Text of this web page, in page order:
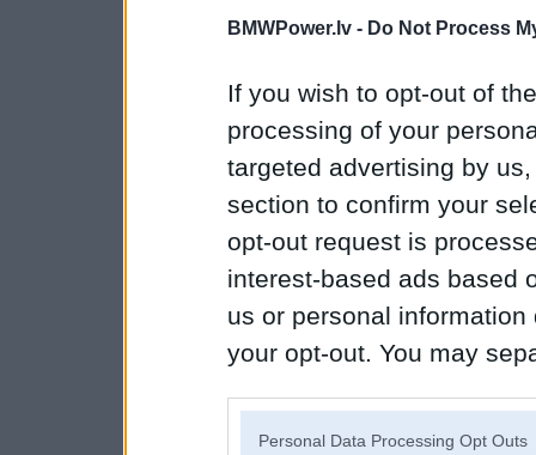
BMWPower.lv - Do Not Process
If you wish to opt-out of
processing of your
targeted advertising by
section to confirm your
opt-out request is
interest-based ads based
us or personal
your opt-out. You may
Personal Data Processing Opt Outs